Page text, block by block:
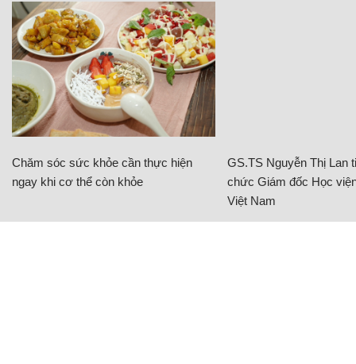
Chăm sóc sức khỏe cần thực hiện
ngay khi cơ thể còn khỏe
GS.TS Nguyễn Thị Lan
chức Giám đốc Học
Việt Nam